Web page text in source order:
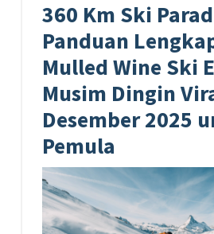
360 Km Ski
Panduan
Mulled Wine Ski
Musim Dingin
Desember 2025
Pemula